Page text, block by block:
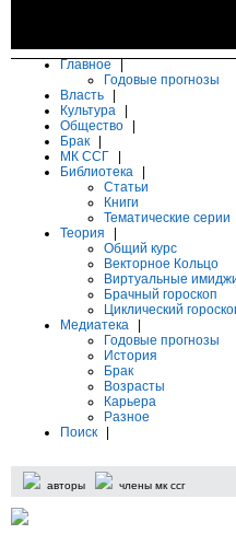
Главное
Годовые прогнозы
Власть
Культура
Общество
Брак
МК ССГ
Библиотека
Статьи
Книги
Тематические серии
Теория
Общий курс
Векторное Кольцо
Виртуальные
Брачный гороскоп
Циклический
Медиатека
Годовые прогнозы
История
Брак
Возрасты
Карьера
Разное
Поиск
авторы члены мк ссг